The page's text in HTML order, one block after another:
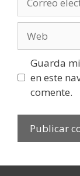
electrónico
Guarda
en este
comente.